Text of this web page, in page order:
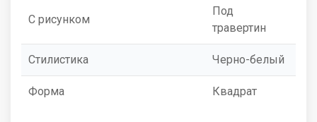
С рисунком
Под
травертин
Стилистика Черно-белый
Форма Квадрат